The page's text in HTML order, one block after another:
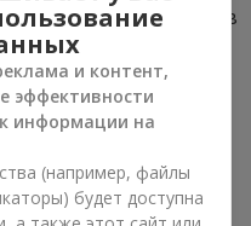
взрослых экземпляров
и контент,
эффективности
информации на
(например, файлы
будет доступна